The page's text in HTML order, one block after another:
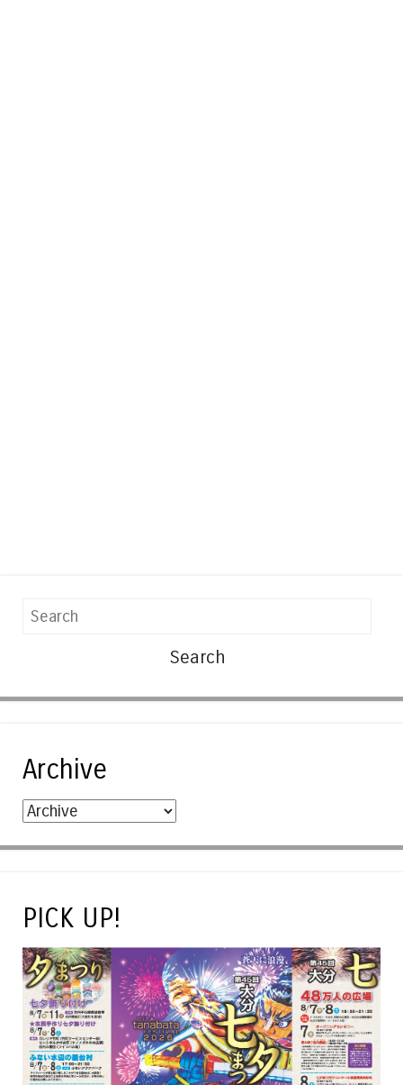
Search
Archive
PICK UP!